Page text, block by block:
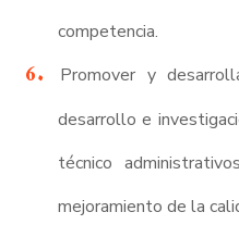
competencia.
Promover y
desarrollo e
técnico
mejoramiento de la